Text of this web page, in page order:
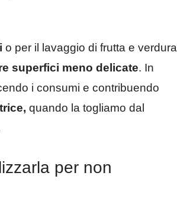
o per il lavaggio di frutta e verdura
superfici meno delicate. In
i consumi e contribuendo
quando la togliamo dal
per non